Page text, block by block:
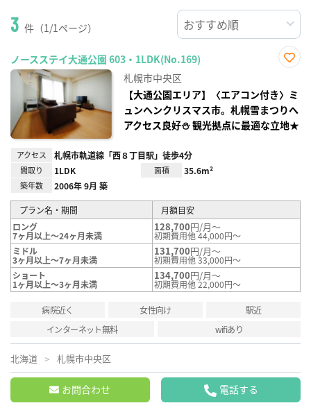
3 件（1/1ページ）
ノースステイ大通公園 603・1LDK(No.169)
り登
録
札幌市中央区
【大通公園エリア】〈エアコン付き〉ミ
ュンヘンクリスマス市。札幌雪まつりへ
アクセス良好⛄ 観光拠点に最適な立地★
アクセス 札幌市軌道線「西８丁目駅」徒歩4分
間取り 1LDK 面積 35.6m²
築年数 2006年 9月 築
プラン名・期間
月額目安
ロング
7ヶ月以上～24ヶ月未満
128,700円/月～
初期費用他 44,000円～
ミドル
3ヶ月以上～7ヶ月未満
131,700円/月～
初期費用他 33,000円～
ショート
1ヶ月以上～3ヶ月未満
134,700円/月～
初期費用他 22,000円～
病院近く 女性向け
駅近
インターネット無料
wifiあり
北海道 札幌市中央区
お問合わせ 電話する